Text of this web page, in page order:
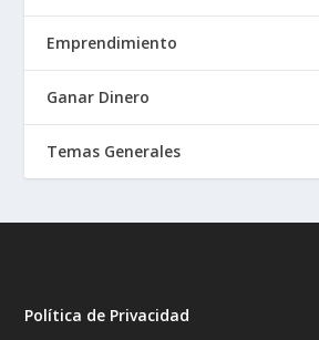
Emprendimiento
Ganar Dinero
Temas Generales
Política de Privacidad